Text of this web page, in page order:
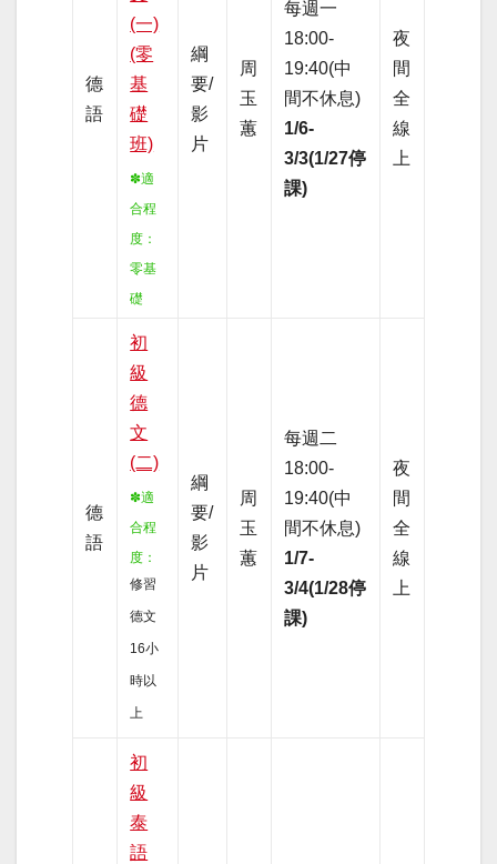
德
語
(一)
(零
基
礎
班)
✽適
合程
度：
零基
礎
綱
要/
影
片
周
玉
蕙
每週一
18:00-
19:40(中
間不休息)
1/6-
3/3(1/27停
課)
夜
間
全
線
上
德
語
初
級
德
文
(二)
✽適
合程
度 ：
修習
德文
16小
時以
上
綱
要/
影
片
周
玉
蕙
每週二
18:00-
19:40(中
間不休息)
1/7-
3/4(1/28停
課)
夜
間
全
線
上
初
級
泰
語